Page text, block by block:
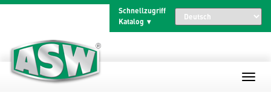
Schnellzugriff
Katalog